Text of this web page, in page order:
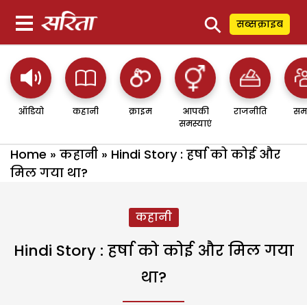
⚲ सब्सक्राइब
ऑडियो कहानी क्राइम
आपकी
समस्याएं
राजनीति
Home » कहानी » Hindi Story : हर्षा को कोई और
मिल गया था?
कहानी
Hindi Story : हर्षा को कोई और मिल गया
था?